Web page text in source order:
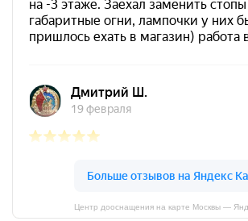
Центр дооснащения на карте Москвы —